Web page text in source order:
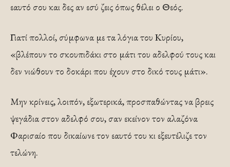
εαυτό σου και δες αν εσύ ζεις όπως θέλει ο Θεός.
Γιατί πολλοί, σύμφωνα με τα λόγια του Κυρίου,
«βλέπουν το σκουπιδάκι στο μάτι του αδελφού τους και
δεν νιώθουν το δοκάρι που έχουν στο δικό τους μάτι».
Μην κρίνεις, λοιπόν, εξωτερικά, προσπαθώντας να βρεις
ψεγάδια στον αδελφό σου, σαν εκείνον τον αλαζόνα
Φαρισαίο που δικαίωνε τον εαυτό του κι εξευτέλιζε τον
τελώνη.